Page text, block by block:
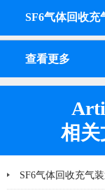
SF6气体回收充
查看更多
相关
SF6气体回收充气